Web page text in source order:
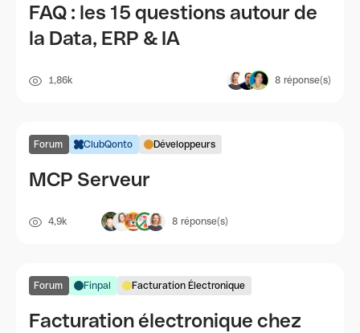
FAQ : les 15 questions autour de
la Data, ERP & IA
1,86k 8 réponse(s)
Forum ClubQonto Développeurs
MCP Serveur
4,9k 8 réponse(s)
Forum Finpal Facturation Électronique
Facturation électronique chez